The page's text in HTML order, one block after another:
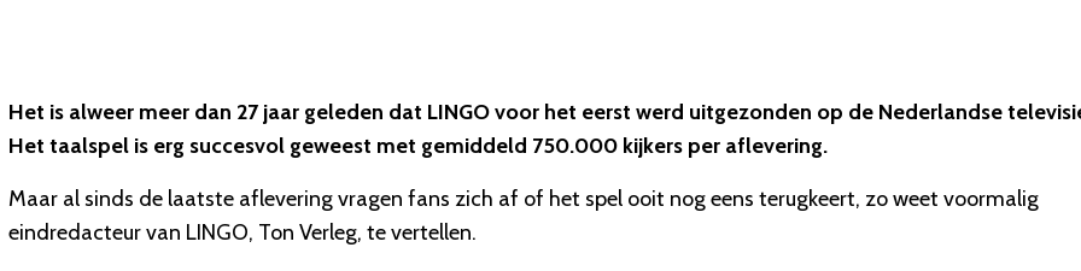
Het is alweer meer dan 27 jaar geleden dat LINGO voor het eerst werd uitgezonden op de Nederlandse
Het taalspel is erg succesvol geweest met gemiddeld 750.000 kijkers per aflevering.
Maar al sinds de laatste aflevering vragen fans zich af of het spel ooit nog eens terugkeert, zo weet voormalig
eindredacteur van LINGO, Ton Verleg, te vertellen.